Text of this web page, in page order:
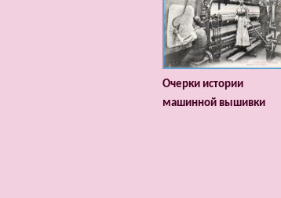
Очерки истории
машинной вышивки